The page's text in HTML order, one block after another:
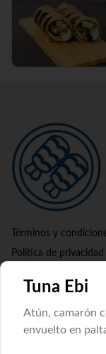
Términos y
Política de privacidad
Redes sociales
Instagram
Tuna Ebi
Atún, camarón
envuelto en